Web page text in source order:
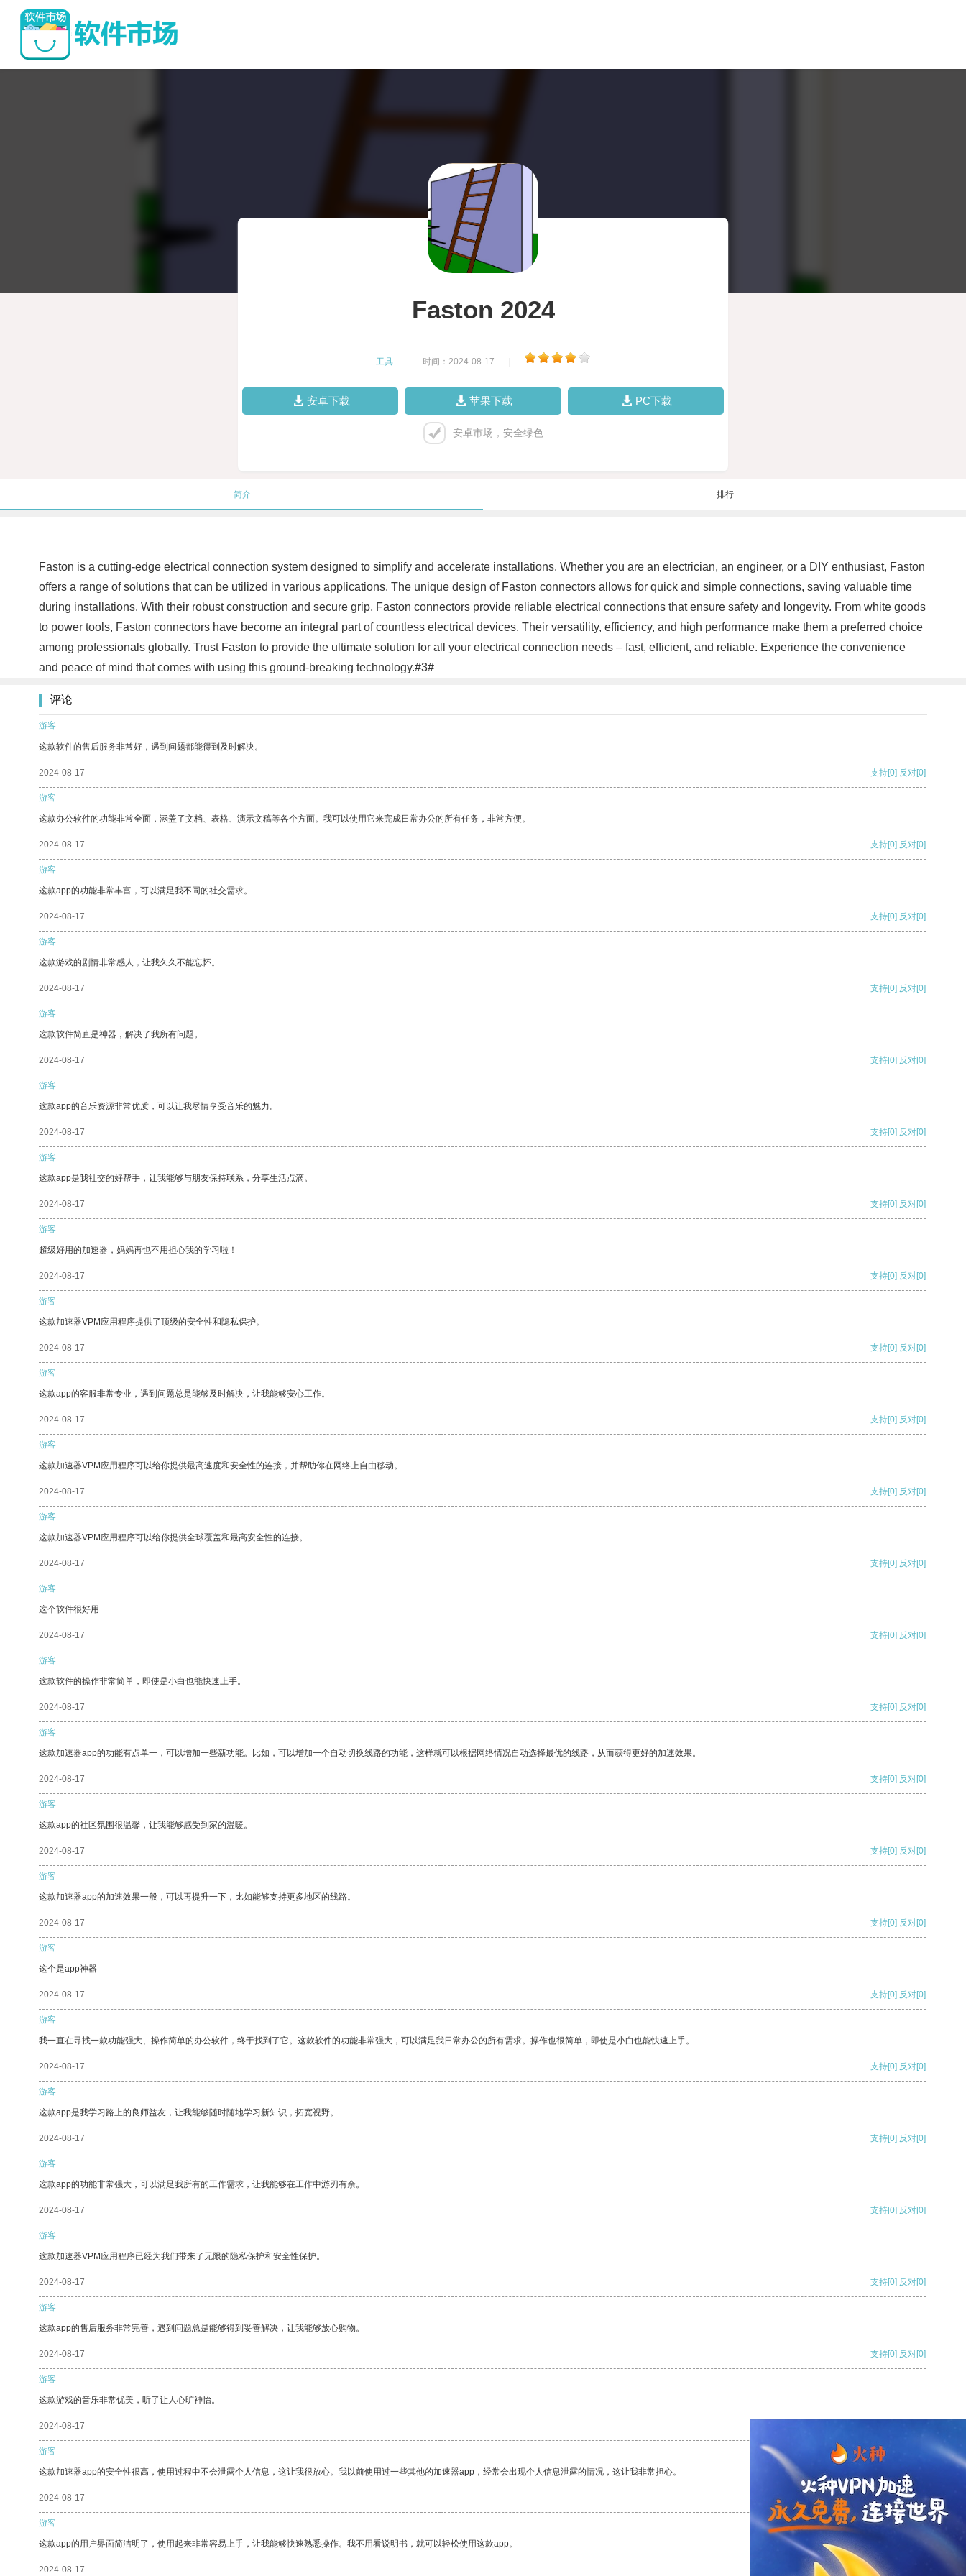
Faston 2024
工具 时间：2024-08-17
安卓下载 苹果下载 PC下载
安卓市场，安全绿色
简介 排行
Faston is a cutting-edge electrical connection system designed to simplify and accelerate installations. Whether you are an electrician, an engineer, or a DIY enthusiast, Faston
offers a range of solutions that can be utilized in various applications. The unique design of Faston connectors allows for quick and simple connections, saving valuable time
during installations. With their robust construction and secure grip, Faston connectors provide reliable electrical connections that ensure safety and longevity. From white goods
to power tools, Faston connectors have become an integral part of countless electrical devices. Their versatility, efficiency, and high performance make them a preferred choice
among professionals globally. Trust Faston to provide the ultimate solution for all your electrical connection needs – fast, efficient, and reliable. Experience the convenience
and peace of mind that comes with using this ground-breaking technology.#3#
评论
游客
这款软件的售后服务非常好，遇到问题都能得到及时解决。
2024-08-17 支持[0] 反对[0]
游客
这款办公软件的功能非常全面，涵盖了文档、表格、演示文稿等各个方面。我可以使用它来完成日常办公的所有任务，非常方便。
2024-08-17 支持[0] 反对[0]
游客
这款app的功能非常丰富，可以满足我不同的社交需求。
2024-08-17 支持[0] 反对[0]
游客
这款游戏的剧情非常感人，让我久久不能忘怀。
2024-08-17 支持[0] 反对[0]
游客
这款软件简直是神器，解决了我所有问题。
2024-08-17 支持[0] 反对[0]
游客
这款app的音乐资源非常优质，可以让我尽情享受音乐的魅力。
2024-08-17 支持[0] 反对[0]
游客
这款app是我社交的好帮手，让我能够与朋友保持联系，分享生活点滴。
2024-08-17 支持[0] 反对[0]
游客
超级好用的加速器，妈妈再也不用担心我的学习啦！
2024-08-17 支持[0] 反对[0]
游客
这款加速器VPM应用程序提供了顶级的安全性和隐私保护。
2024-08-17 支持[0] 反对[0]
游客
这款app的客服非常专业，遇到问题总是能够及时解决，让我能够安心工作。
2024-08-17 支持[0] 反对[0]
游客
这款加速器VPM应用程序可以给你提供最高速度和安全性的连接，并帮助你在网络上自由移动。
2024-08-17 支持[0] 反对[0]
游客
这款加速器VPM应用程序可以给你提供全球覆盖和最高安全性的连接。
2024-08-17 支持[0] 反对[0]
游客
这个软件很好用
2024-08-17 支持[0] 反对[0]
游客
这款软件的操作非常简单，即使是小白也能快速上手。
2024-08-17 支持[0] 反对[0]
游客
这款加速器app的功能有点单一，可以增加一些新功能。比如，可以增加一个自动切换线路的功能，这样就可以根据网络情况自动选择最优的线路，从而获得更好的加速效果。
2024-08-17 支持[0] 反对[0]
游客
这款app的社区氛围很温馨，让我能够感受到家的温暖。
2024-08-17 支持[0] 反对[0]
游客
这款加速器app的加速效果一般，可以再提升一下，比如能够支持更多地区的线路。
2024-08-17 支持[0] 反对[0]
游客
这个是app神器
2024-08-17 支持[0] 反对[0]
游客
我一直在寻找一款功能强大、操作简单的办公软件，终于找到了它。这款软件的功能非常强大，可以满足我日常办公的所有需求。操作也很简单，即使是小白也能快速上手。
2024-08-17 支持[0] 反对[0]
游客
这款app是我学习路上的良师益友，让我能够随时随地学习新知识，拓宽视野。
2024-08-17 支持[0] 反对[0]
游客
这款app的功能非常强大，可以满足我所有的工作需求，让我能够在工作中游刃有余。
2024-08-17 支持[0] 反对[0]
游客
这款加速器VPM应用程序已经为我们带来了无限的隐私保护和安全性保护。
2024-08-17 支持[0] 反对[0]
游客
这款app的售后服务非常完善，遇到问题总是能够得到妥善解决，让我能够放心购物。
2024-08-17 支持[0] 反对[0]
游客
这款游戏的音乐非常优美，听了让人心旷神怡。
2024-08-17
游客
这款加速器app的安全性很高，使用过程中不会泄露个人信息，这让我很放心。我以前使用过一些其他的加速器app，经常会出现个人信息泄露的情况，这让我非常担心。
2024-08-17 支持 [0] 反对 [0]
游客
这款app的用户界面简洁明了，使用起来非常容易上手，让我能够快速熟悉操作。我不用看说明书，就可以轻松使用这款app。
2024-08-17 支持